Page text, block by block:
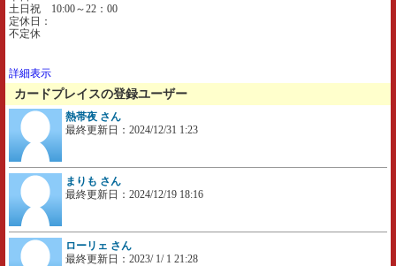
土日祝 10:00～22：00
定休日：
不定休
詳細表示
カードプレイスの登録ユーザー
熱帯夜 さん
最終更新日：2024/12/31 1:23
まりも さん
最終更新日：2024/12/19 18:16
ローリェ さん
最終更新日：2023/ 1/ 1 21:28